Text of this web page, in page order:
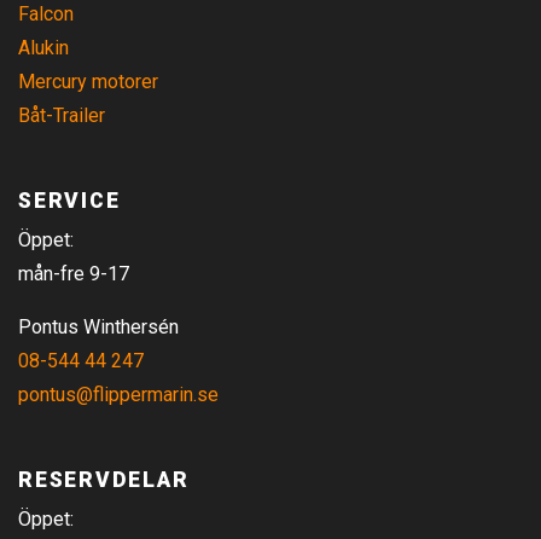
Falcon
Alukin
Mercury motorer
Båt-Trailer
SERVICE
Öppet:
mån-fre 9-17
Pontus Winthersén
08-544 44 247
pontus@flippermarin.se
RESERVDELAR
Öppet: